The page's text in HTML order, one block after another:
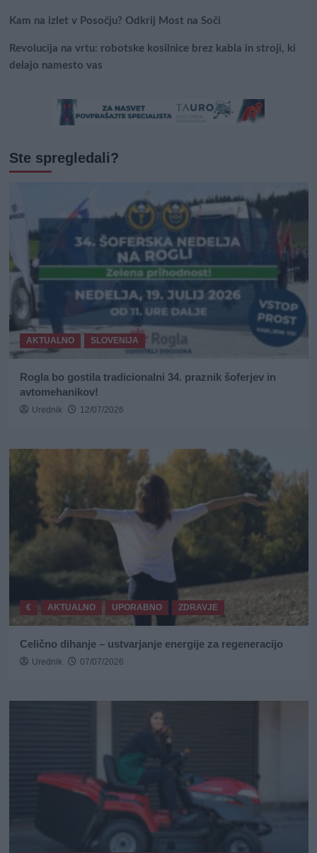
Kam na izlet v Posočju? Odkrij Most na Soči
Revolucija na vrtu: robotske kosilnice brez kabla in stroji, ki
delajo namesto vas
Ste spregledali?
AKTUALNO SLOVENIJA
Rogla bo gostila tradicionalni 34. praznik šoferjev in
avtomehanikov!
Urednik 12/07/2026
€ AKTUALNO UPORABNO ZDRAVJE
Celično dihanje – ustvarjanje energije za regeneracijo
Urednik 07/07/2026